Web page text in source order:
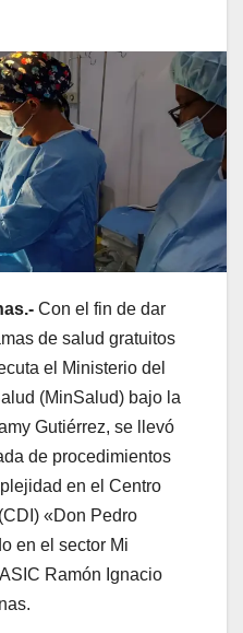
Con el fin de dar
de salud gratuitos
el Ministerio del
(MinSalud) bajo la
Gutiérrez, se llevó
de procedimientos
en el Centro
«Don Pedro
en el sector Mi
Ramón Ignacio